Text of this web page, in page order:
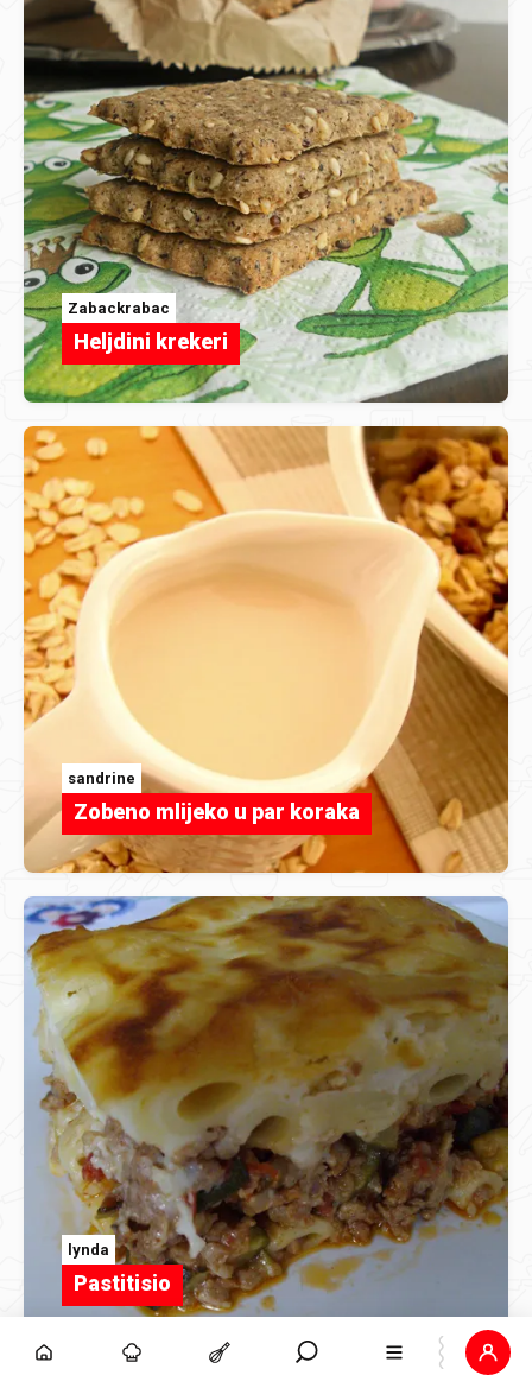
Zabackrabac
Heljdini krekeri
sandrine
Zobeno mlijeko u par koraka
lynda
Pastitisio